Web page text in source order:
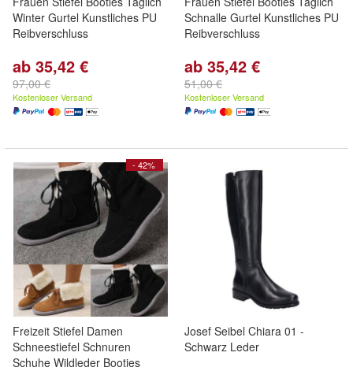
Winter Gurtel Kunstliches PU
Reibverschluss
ab 35,42 €
97,00 €
Kostenloser Versand
Schnalle Gurtel Kunstliches PU
Reibverschluss
ab 35,42 €
51,00 €
Kostenloser Versand
- 42%
Freizeit Stiefel Damen
Schneestiefel Schnuren
Schuhe Wildleder Booties
Josef Seibel Chiara 01 -
Schwarz Leder